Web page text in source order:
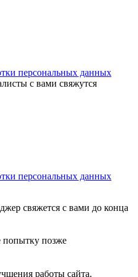
персональных данных
с вами свяжутся
персональных данных
свяжется с вами до конца
попытку позже
работы сайта.